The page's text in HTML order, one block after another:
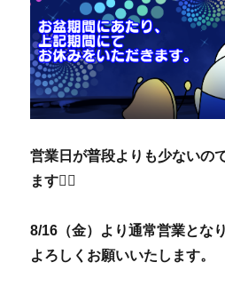
営業日が普段よりも少ないの
ます🙇‍♂️
8/16（金）より通常営業とな
よろしくお願いいたします。